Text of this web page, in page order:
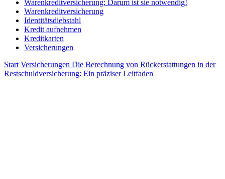
Warenkreditversicherung: Darum ist sie notwendig!
Warenkreditversicherung
Identitätsdiebstahl
Kredit aufnehmen
Kreditkarten
Versicherungen
Start Versicherungen Die Berechnung von Rückerstattungen in der
Restschuldversicherung: Ein präziser Leitfaden